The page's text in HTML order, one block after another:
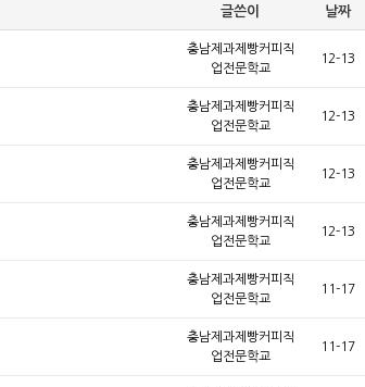
글쓴이 날짜
충남제과제빵커피직
업전문학교
12-13
충남제과제빵커피직
업전문학교
12-13
충남제과제빵커피직
업전문학교
12-13
충남제과제빵커피직
업전문학교
12-13
충남제과제빵커피직
업전문학교
11-17
충남제과제빵커피직
업전문학교
11-17